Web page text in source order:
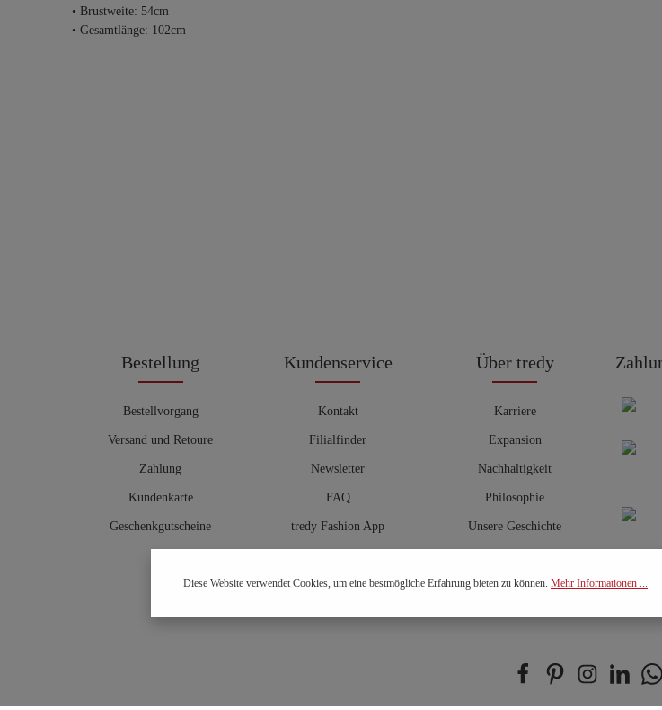
• Brustweite: 54cm
• Gesamtlänge: 102cm
Bestellung
Bestellvorgang
Versand und Retoure
Zahlung
Kundenkarte
Geschenkgutscheine
Kundenservice
Kontakt
Filialfinder
Newsletter
FAQ
tredy Fashion App
Hosenberater
Über tredy
Karriere
Expansion
Nachhaltigkeit
Philosophie
Unsere Geschichte
Diese Website verwendet Cookies, um eine bestmögliche Erfahrung bieten zu können. Mehr Informationen ...